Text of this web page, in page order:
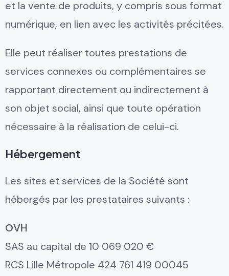
et la vente de produits, y compris sous format
numérique, en lien avec les activités précitées.
Elle peut réaliser toutes prestations de
services connexes ou complémentaires se
rapportant directement ou indirectement à
son objet social, ainsi que toute opération
nécessaire à la réalisation de celui-ci.
Hébergement
Les sites et services de la Société sont
hébergés par les prestataires suivants :
OVH
SAS au capital de 10 069 020 €
RCS Lille Métropole 424 761 419 00045